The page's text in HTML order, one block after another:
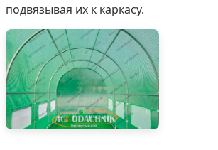
подвязывая их к каркасу.